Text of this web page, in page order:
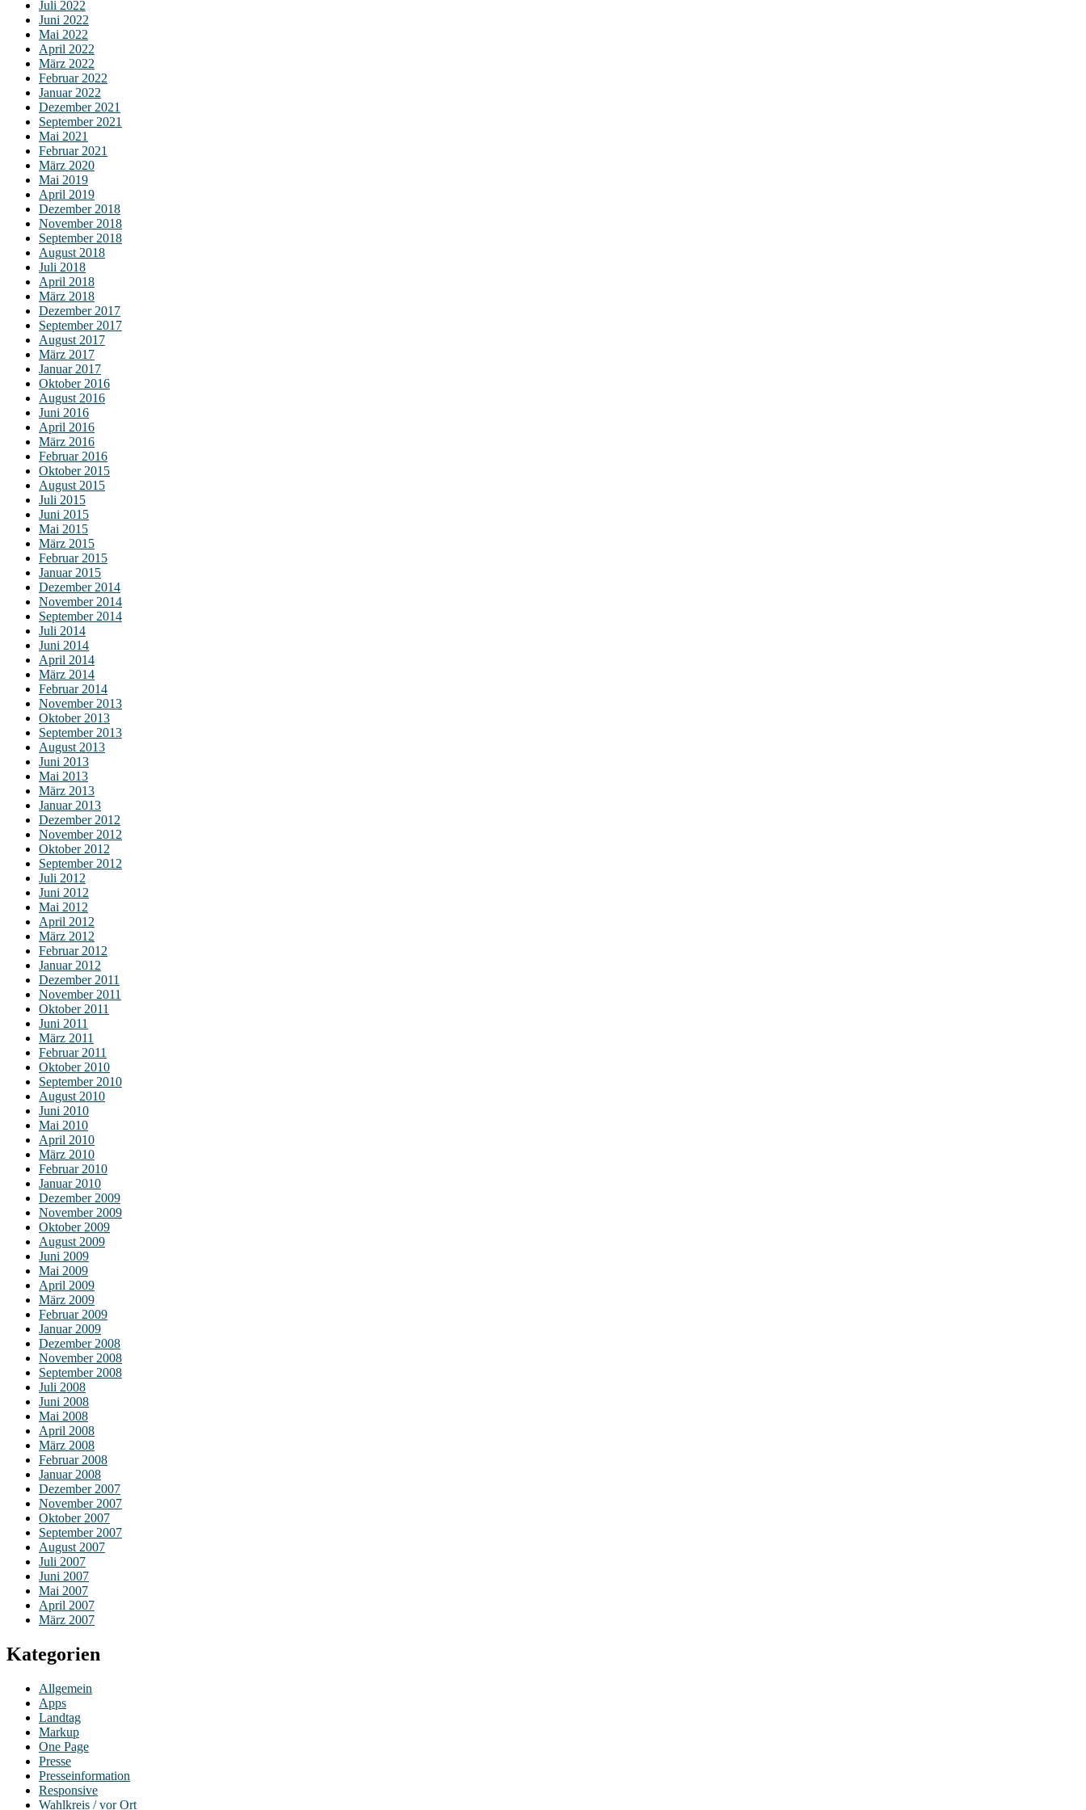
Juli 2022
Juni 2022
Mai 2022
April 2022
März 2022
Februar 2022
Januar 2022
Dezember 2021
September 2021
Mai 2021
Februar 2021
März 2020
Mai 2019
April 2019
Dezember 2018
November 2018
September 2018
August 2018
Juli 2018
April 2018
März 2018
Dezember 2017
September 2017
August 2017
März 2017
Januar 2017
Oktober 2016
August 2016
Juni 2016
April 2016
März 2016
Februar 2016
Oktober 2015
August 2015
Juli 2015
Juni 2015
Mai 2015
März 2015
Februar 2015
Januar 2015
Dezember 2014
November 2014
September 2014
Juli 2014
Juni 2014
April 2014
März 2014
Februar 2014
November 2013
Oktober 2013
September 2013
August 2013
Juni 2013
Mai 2013
März 2013
Januar 2013
Dezember 2012
November 2012
Oktober 2012
September 2012
Juli 2012
Juni 2012
Mai 2012
April 2012
März 2012
Februar 2012
Januar 2012
Dezember 2011
November 2011
Oktober 2011
Juni 2011
März 2011
Februar 2011
Oktober 2010
September 2010
August 2010
Juni 2010
Mai 2010
April 2010
März 2010
Februar 2010
Januar 2010
Dezember 2009
November 2009
Oktober 2009
August 2009
Juni 2009
Mai 2009
April 2009
März 2009
Februar 2009
Januar 2009
Dezember 2008
November 2008
September 2008
Juli 2008
Juni 2008
Mai 2008
April 2008
März 2008
Februar 2008
Januar 2008
Dezember 2007
November 2007
Oktober 2007
September 2007
August 2007
Juli 2007
Juni 2007
Mai 2007
April 2007
März 2007
Kategorien
Allgemein
Apps
Landtag
Markup
One Page
Presse
Presseinformation
Responsive
Wahlkreis / vor Ort